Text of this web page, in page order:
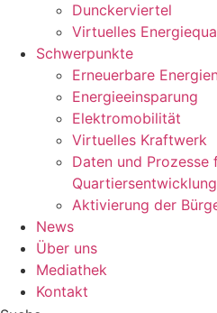
Dunckerviertel
Virtuelles
Schwerpunkte
Erneuerbare
Energieeinsparung
Elektromobilität
Virtuelles Kraftwerk
Daten und
Quartiersentwicklung
Aktivierung der
News
Über uns
Mediathek
Kontakt